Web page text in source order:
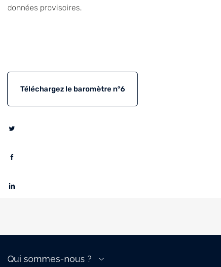
données provisoires.
Téléchargez le baromètre n°6
Qui sommes-nous ?